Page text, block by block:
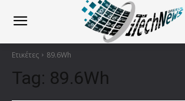
Ετικέτες 89.6Wh
Tag: 89.6Wh